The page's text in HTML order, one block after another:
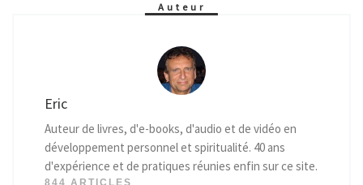
Auteur
Eric
Auteur de livres, d'e-books, d'audio et de vidéo en
développement personnel et spiritualité. 40 ans
d'expérience et de pratiques réunies enfin sur ce site.
844 ARTICLES